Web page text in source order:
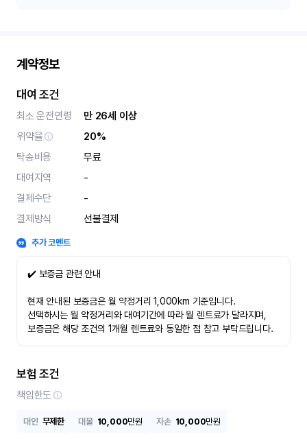
계약정보
대여 조건
최소 운전연령
만 26세 이상
위약율
20%
탁송비용
무료
대여지역
-
결제수단
-
결제방식
선불결제
추가 코멘트
✔️ 보증금 관련 안내
현재 안내된 보증금은 월 약정거리 1,000km 기준입니다.
선택하시는 월 약정거리와 대여기간에 따라 월 렌트료가 달라지며,
보증금은 해당 조건의 1개월 렌트료와 동일한 점 참고 부탁드립니다.
보험 조건
책임한도
대인 무제한 대물 10,000만원 자손 10,000만원